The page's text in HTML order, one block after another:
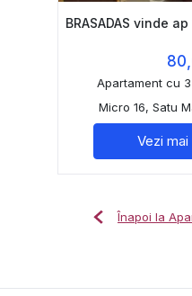
BRASADAS vinde
Apartament cu
Micro 16, Satu
Vezi
Înapoi la